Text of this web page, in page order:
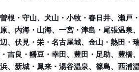
根・守山、犬山・小牧・春日井、瀬戸
、内海・山海、一宮・津島・尾張温泉
、伏見・栄・名古屋城、金山・熱田・
吉良・幡豆・幸田、豊田・足助、豊橋
、新城・鳳来・湯谷温泉、篠島、西浦